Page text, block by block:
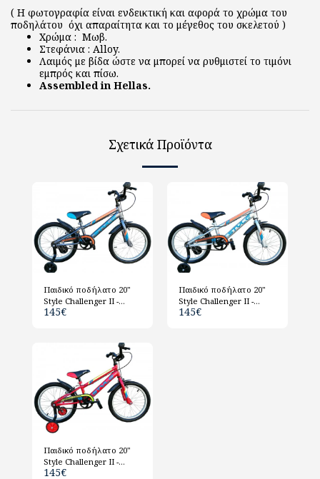
( Η φωτογραφία είναι ενδεικτική και αφορά το χρώμα του
ποδηλάτου όχι απαραίτητα και το μέγεθος του σκελετού )
Χρώμα : Μωβ.
Στεφάνια : Alloy.
Λαιμός με βίδα ώστε να μπορεί να ρυθμιστεί το τιμόνι
εμπρός και πίσω.
Assembled in Hellas.
Σχετικά Προϊόντα
Παιδικό ποδήλατο 20"
Style Challenger ΙΙ -
Ανθρακί
145€
Παιδικό ποδήλατο 20"
Style Challenger ΙΙ -
Ασημί
145€
Παιδικό ποδήλατο 20"
Style Challenger ΙΙ -
Κόκκινο
145€